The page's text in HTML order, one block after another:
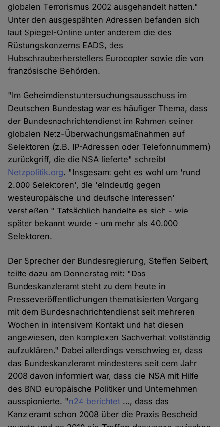
globalen Terrorismus 2002 ausgehandelt hatten."
Unter den ausgespähten Adressen befanden sich
laut Spiegel-Online unter anderem die des
Rüstungskonzerns EADS, des
Hubschrauberherstellers Eurocopter sowie die von
französische Behörden.
"Im Geheimdienstuntersuchungsausschuss im
Deutschen Bundestag war es häufiger Thema, dass
der Bundesnachrichtendienst im Rahmen seiner
globalen Netz-Überwachungsmaßnahmen auf
Selektoren (z.B. IP-Adressen oder Telefonnummern)
zurückgriff, die die NSA lieferte" schreibt
Netzpolitik.org. "Insgesamt geht es wohl um 'rund
2.000 Selektoren', die 'eindeutig gegen
westeuropäische und deutsche Interessen'
verstießen." Tatsächlich handelte es sich - wie
später bekannt wurde - um mehr als 40.000
Selektoren.
Der Sprecher der Bundesregierung, Steffen Seibert,
teilte dazu am Donnerstag mit: "Das
Bundeskanzleramt steht zu dem heute in
Presseveröffentlichungen thematisierten Vorgang
mit dem Bundesnachrichtendienst seit mehreren
Wochen in intensivem Kontakt und hat diesen
angewiesen, den komplexen Sachverhalt vollständig
aufzuklären." Dabei allerdings verschwieg er, dass
das Bundeskanzleramt mindestens seit dem Jahr
2008 davon informiert war, dass die NSA mit Hilfe
des BND europäische Politiker und Unternehmen
ausspionierte. "n24 berichtet …, dass das
Kanzleramt schon 2008 über die Praxis Bescheid